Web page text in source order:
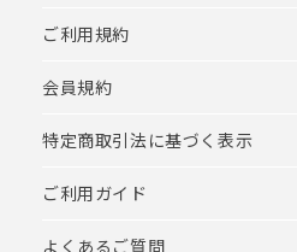
ご利用規約
会員規約
特定商取引法に基づく表示
ご利用ガイド
よくあるご質問